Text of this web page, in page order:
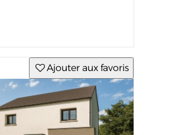
Ajouter aux favoris